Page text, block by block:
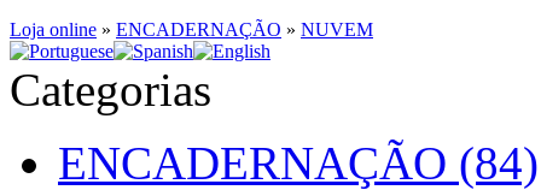
Loja online » ENCADERNAÇÃO » NUVEM
Categorias
ENCADERNAÇÃO (84)